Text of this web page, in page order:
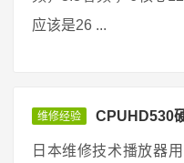
应该是26 ...
维修经验 CPUHD530
日本维修技术播放器